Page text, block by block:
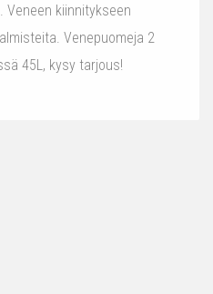
Veneen kiinnitykseen
Venepuomeja 2
45L, kysy tarjous!